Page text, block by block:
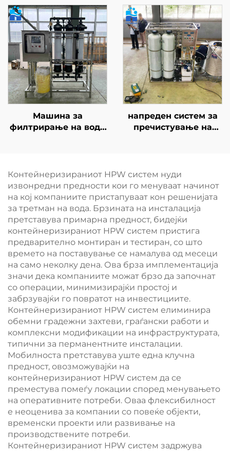
индустријална
електродионизација
RO-уред за
дезолација, опрема
за дезолација на
подземни води и
бунари, машина за
обратна осмоза
Машина за
филтрирање на вода
двојна филтрација, 20
литри, за продажба
напреден систем за
пречистување на
индустријална
филтрација на
подземна и река
вода, со сертификати
CE и ISO
Контейнеризираниот HPW систем нуди
извонредни предности кои го менуваат начинот
на кој компаниите пристапуваат кон решенијата
за третман на вода. Брзината на инсталација
претставува примарна предност, бидејќи
контейнеризираниот HPW систем пристига
предварително монтиран и тестиран, со што
времето на поставување се намалува од месеци
на само неколку дена. Ова брза имплементација
значи дека компаниите можат брзо да започнат
со операции, минимизирајќи простој и
забрзувајќи го повратот на инвестициите.
Контейнеризираниот HPW систем елиминира
обемни градежни захтеви, граѓански работи и
комплексни модификации на инфраструктурата,
типични за перманентните инсталации.
Мобилноста претставува уште една клучна
предност, овозможувајќи на
контейнеризираниот HPW систем да се
преместува помеѓу локации според менувањето
на оперативните потреби. Оваа флексибилност
е неоценива за компании со повеќе објекти,
временски проекти или развивање на
производствените потреби.
Контейнеризираниот HPW систем задржува